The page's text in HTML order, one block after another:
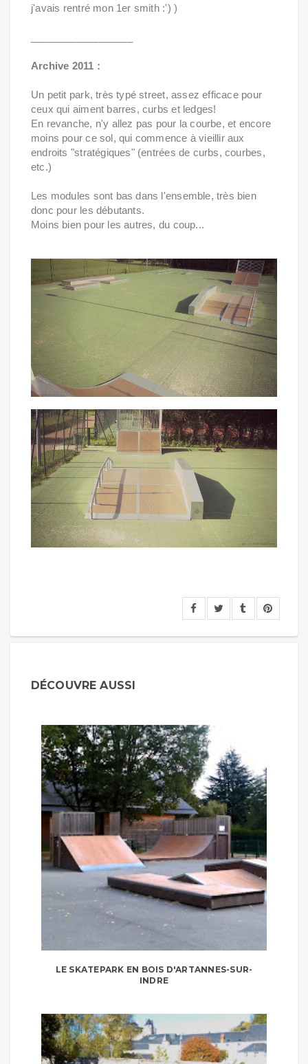
j'avais rentré mon 1er smith :') )
Archive 2011 :
Un petit park, très typé street, assez efficace pour
ceux qui aiment barres, curbs et ledges!
En revanche, n'y allez pas pour la courbe, et encore
moins pour ce sol, qui commence à vieillir aux
endroits "stratégiques" (entrées de curbs, courbes,
etc.)
Les modules sont bas dans l'ensemble, très bien
donc pour les débutants.
Moins bien pour les autres, du coup...
DÉCOUVRE AUSSI
LE SKATEPARK EN BOIS D'ARTANNES-SUR-
INDRE